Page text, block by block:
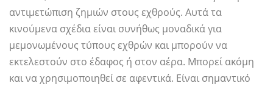
αντιμετώπιση ζημιών στους εχθρούς. Αυτά τα
κινούμενα σχέδια είναι συνήθως μοναδικά για
μεμονωμένους τύπους εχθρών και μπορούν να
εκτελεστούν στο έδαφος ή στον αέρα. Μπορεί ακόμη
και να χρησιμοποιηθεί σε αφεντικά. Είναι σημαντικό